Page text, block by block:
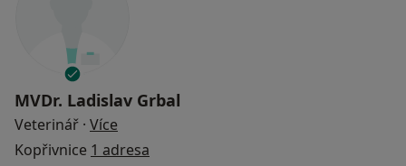
MVDr. Ladislav Grbal
Veterinář · Více
Kopřivnice 1 adresa